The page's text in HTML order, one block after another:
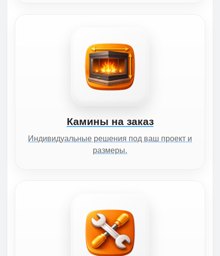
Камины на заказ
Индивидуальные решения под ваш проект и
размеры.